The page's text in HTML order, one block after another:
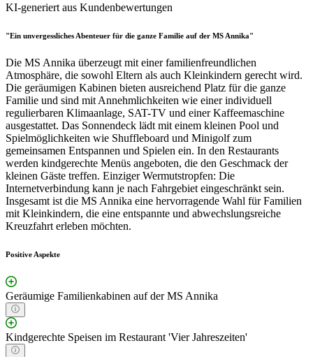
KI-generiert aus Kundenbewertungen
"Ein unvergessliches Abenteuer für die ganze Familie auf der MS Annika"
Die MS Annika überzeugt mit einer familienfreundlichen
Atmosphäre, die sowohl Eltern als auch Kleinkindern gerecht wird.
Die geräumigen Kabinen bieten ausreichend Platz für die ganze
Familie und sind mit Annehmlichkeiten wie einer individuell
regulierbaren Klimaanlage, SAT-TV und einer Kaffeemaschine
ausgestattet. Das Sonnendeck lädt mit einem kleinen Pool und
Spielmöglichkeiten wie Shuffleboard und Minigolf zum
gemeinsamen Entspannen und Spielen ein. In den Restaurants
werden kindgerechte Menüs angeboten, die den Geschmack der
kleinen Gäste treffen. Einziger Wermutstropfen: Die
Internetverbindung kann je nach Fahrgebiet eingeschränkt sein.
Insgesamt ist die MS Annika eine hervorragende Wahl für Familien
mit Kleinkindern, die eine entspannte und abwechslungsreiche
Kreuzfahrt erleben möchten.
Positive Aspekte
Geräumige Familienkabinen auf der MS Annika
Kindgerechte Speisen im Restaurant 'Vier Jahreszeiten'